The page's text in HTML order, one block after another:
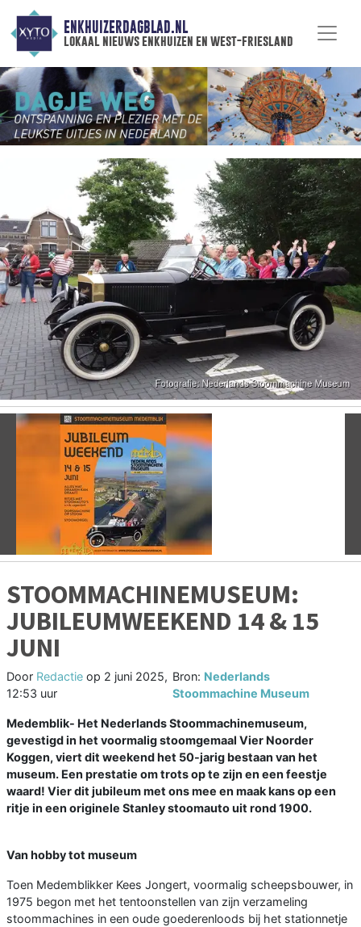
ENKHUIZERDAGBLAD.NL
lokaal nieuws enkhuizen en west-friesland
STOOMMACHINEMUSEUM:
JUBILEUMWEEKEND 14 & 15
JUNI
Door Redactie op 2 juni 2025,
12:53 uur
Bron: Nederlands
Stoommachine Museum
Medemblik- Het Nederlands Stoommachinemuseum,
gevestigd in het voormalig stoomgemaal Vier Noorder
Koggen, viert dit weekend het 50-jarig bestaan van het
museum. Een prestatie om trots op te zijn en een feestje
waard! Vier dit jubileum met ons mee en maak kans op een
ritje in een originele Stanley stoomauto uit rond 1900.
Van hobby tot museum
Toen Medemblikker Kees Jongert, voormalig scheepsbouwer, in
1975 begon met het tentoonstellen van zijn verzameling
stoommachines in een oude goederenloods bij het stationnetje